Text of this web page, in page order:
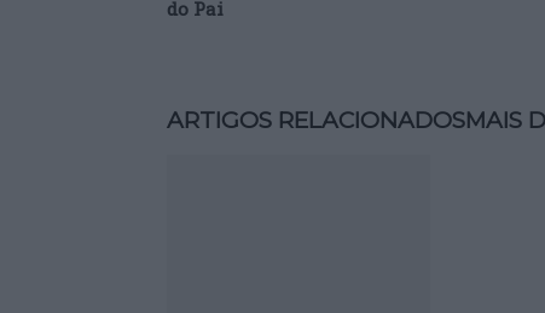
do Pai
ARTIGOS RELACIONADOSMAIS